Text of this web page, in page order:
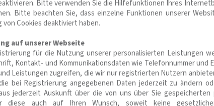
Bitte verwenden Sie die Hilfefunktionen Ihres
Bitte beachten Sie, dass einzelne Funktionen unserer
von Cookies deaktiviert haben.
auf unserer Webseite
für die Nutzung unserer personalisierten Leistungen
Kontakt- und Kommunikationsdaten wie Telefonnummer und
Leistungen zugreifen, die wir nur registrierten Nutzern
bei Registrierung angegebenen Daten jederzeit zu ändern
jederzeit Auskunft über die von uns über Sie
diese auch auf Ihren Wunsch, soweit keine